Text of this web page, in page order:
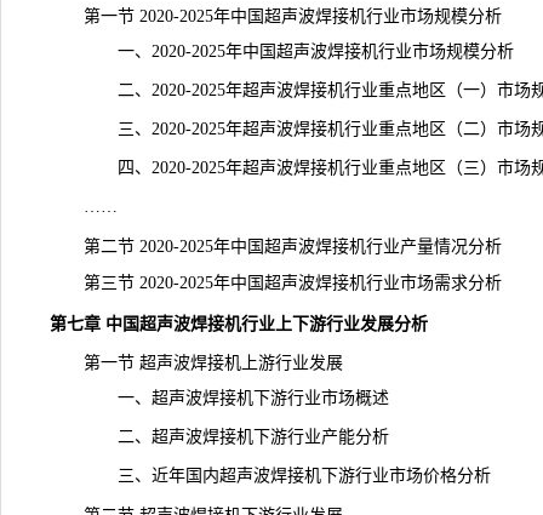
第一节 2020-2025年中国超声波焊接机行业市场规模分析
一、2020-2025年中国超声波焊接机行业市场规模分析
二、2020-2025年超声波焊接机行业重点地区（一）市场
三、2020-2025年超声波焊接机行业重点地区（二）市场
四、2020-2025年超声波焊接机行业重点地区（三）市场
……
第二节 2020-2025年中国超声波焊接机行业产量情况分析
第三节 2020-2025年中国超声波焊接机行业市场需求分析
第七章 中国超声波焊接机行业上下游行业发展分析
第一节 超声波焊接机上游行业发展
一、超声波焊接机下游行业市场概述
二、超声波焊接机下游行业产能分析
三、近年国内超声波焊接机下游行业市场价格分析